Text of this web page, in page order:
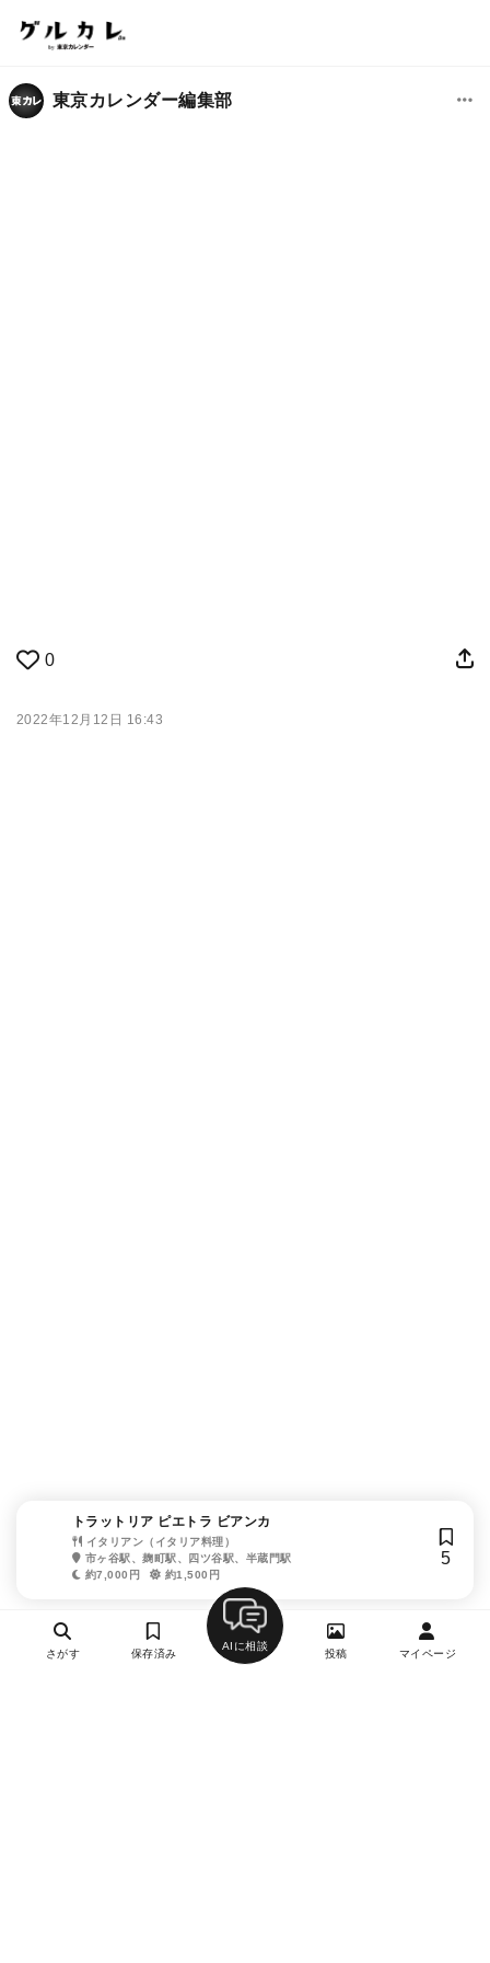
東京カレンダー編集部
0
2022年12月12日 16:43
トラットリア ピエトラ ビアンカ
イタリアン（イタリア料理）
市ヶ谷駅、麹町駅、四ツ谷駅、半蔵門駅
約7,000円
約1,500円
5
さがす 保存済み
AIに相談
投稿 マイページ